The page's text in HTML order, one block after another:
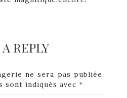
REPLY
ne sera pas publiée.
sont indiqués avec *